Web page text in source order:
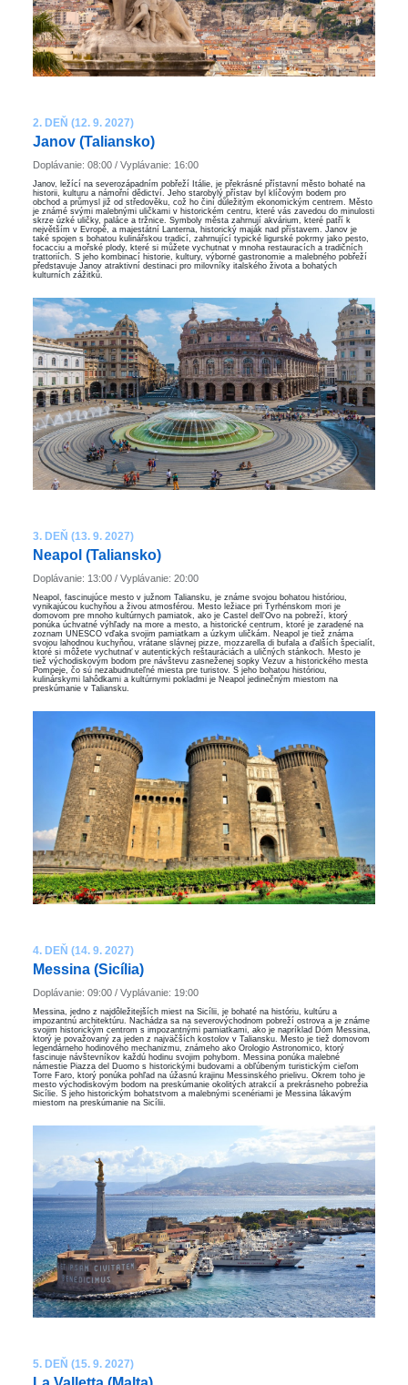
2. DEŇ (12. 9. 2027)
Janov (Taliansko)
Doplávanie: 08:00 / Vyplávanie: 16:00
Janov, ležící na severozápadním pobřeží Itálie, je překrásné přístavní město bohaté na
historii, kulturu a námořní dědictví. Jeho starobylý přístav byl klíčovým bodem pro
obchod a průmysl již od středověku, což ho činí důležitým ekonomickým centrem. Město
je známé svými malebnými uličkami v historickém centru, které vás zavedou do minulosti
skrze úzké uličky, paláce a tržnice. Symboly města zahrnují akvárium, které patří k
největším v Evropě, a majestátní Lanterna, historický maják nad přístavem. Janov je
také spojen s bohatou kulinářskou tradicí, zahrnující typické ligurské pokrmy jako pesto,
focacciu a mořské plody, které si můžete vychutnat v mnoha restauracích a tradičních
trattoriích. S jeho kombinací historie, kultury, výborné gastronomie a malebného pobřeží
představuje Janov atraktivní destinaci pro milovníky italského života a bohatých
kulturních zážitků.
3. DEŇ (13. 9. 2027)
Neapol (Taliansko)
Doplávanie: 13:00 / Vyplávanie: 20:00
Neapol, fascinujúce mesto v južnom Taliansku, je známe svojou bohatou históriou,
vynikajúcou kuchyňou a živou atmosférou. Mesto ležiace pri Tyrhénskom mori je
domovom pre mnoho kultúrnych pamiatok, ako je Castel dell'Ovo na pobreží, ktorý
ponúka úchvatné výhľady na more a mesto, a historické centrum, ktoré je zaradené na
zoznam UNESCO vďaka svojim pamiatkam a úzkym uličkám. Neapol je tiež známa
svojou lahodnou kuchyňou, vrátane slávnej pizze, mozzarella di bufala a ďalších špecialít,
ktoré si môžete vychutnať v autentických reštauráciách a uličných stánkoch. Mesto je
tiež východiskovým bodom pre návštevu zasneženej sopky Vezuv a historického mesta
Pompeje, čo sú nezabudnuteľné miesta pre turistov. S jeho bohatou históriou,
kulinárskymi lahôdkami a kultúrnymi pokladmi je Neapol jedinečným miestom na
preskúmanie v Taliansku.
4. DEŇ (14. 9. 2027)
Messina (Sicília)
Doplávanie: 09:00 / Vyplávanie: 19:00
Messina, jedno z najdôležitejších miest na Sicílii, je bohaté na históriu, kultúru a
impozantnú architektúru. Nachádza sa na severovýchodnom pobreží ostrova a je známe
svojim historickým centrom s impozantnými pamiatkami, ako je napríklad Dóm Messina,
ktorý je považovaný za jeden z najväčších kostolov v Taliansku. Mesto je tiež domovom
legendárneho hodinového mechanizmu, známeho ako Orologio Astronomico, ktorý
fascinuje návštevníkov každú hodinu svojim pohybom. Messina ponúka malebné
námestie Piazza del Duomo s historickými budovami a obľúbeným turistickým cieľom
Torre Faro, ktorý ponúka pohľad na úžasnú krajinu Messinského prielivu. Okrem toho je
mesto východiskovým bodom na preskúmanie okolitých atrakcií a prekrásneho pobrežia
Sicílie. S jeho historickým bohatstvom a malebnými scenériami je Messina lákavým
miestom na preskúmanie na Sicílii.
5. DEŇ (15. 9. 2027)